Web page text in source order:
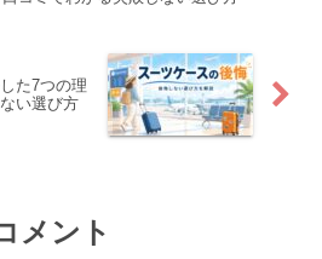
た7つの理
い選び方
メント